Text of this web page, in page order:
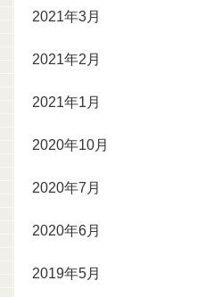
2021年3月
2021年2月
2021年1月
2020年10月
2020年7月
2020年6月
2019年5月